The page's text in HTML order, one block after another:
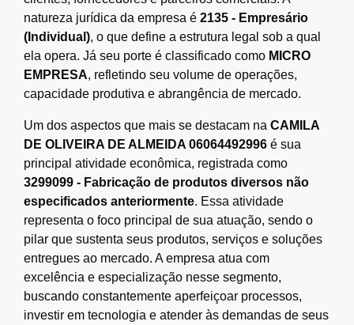
natureza jurídica da empresa é 2135 - Empresário
(Individual), o que define a estrutura legal sob a qual
ela opera. Já seu porte é classificado como MICRO
EMPRESA, refletindo seu volume de operações,
capacidade produtiva e abrangência de mercado.
Um dos aspectos que mais se destacam na CAMILA
DE OLIVEIRA DE ALMEIDA 06064492996 é sua
principal atividade econômica, registrada como
3299099 - Fabricação de produtos diversos não
especificados anteriormente. Essa atividade
representa o foco principal de sua atuação, sendo o
pilar que sustenta seus produtos, serviços e soluções
entregues ao mercado. A empresa atua com
excelência e especialização nesse segmento,
buscando constantemente aperfeiçoar processos,
investir em tecnologia e atender às demandas de seus